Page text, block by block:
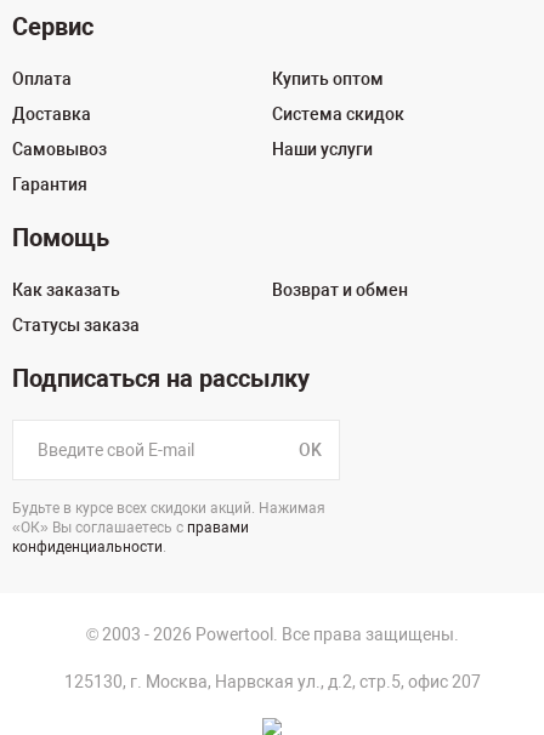
Сервис
Оплата
Доставка
Самовывоз
Гарантия
Купить оптом
Система скидок
Наши услуги
Помощь
Как заказать
Статусы заказа
Возврат и обмен
Подписаться на рассылку
OK
Будьте в курсе всех скидоки акций. Нажимая
«ОК» Вы соглашаетесь с правами
конфиденциальности.
© 2003 - 2026 Powertool. Все права защищены.
125130, г. Москва, Нарвская ул., д.2, стр.5, офис 207